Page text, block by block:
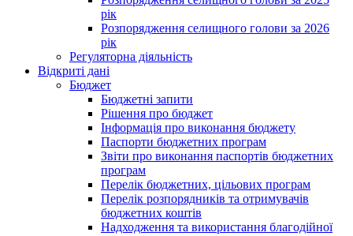
рік
Розпорядження селищного голови за 2026
рік
Регуляторна діяльність
Відкриті дані
Бюджет
Бюджетні запити
Рішення про бюджет
Інформація про виконання бюджету
Паспорти бюджетних програм
Звіти про виконання паспортів бюджетних
програм
Перелік бюджетних, цільових програм
Перелік розпорядників та отримувачів
бюджетних коштів
Надходження та використання благодійної